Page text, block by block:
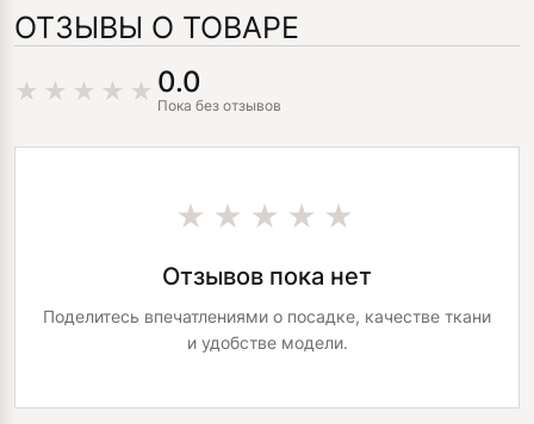
ОТЗЫВЫ О ТОВАРЕ
0.0
Пока без отзывов
★★★★★
Отзывов пока нет
Поделитесь впечатлениями о посадке, качестве ткани
и удобстве модели.